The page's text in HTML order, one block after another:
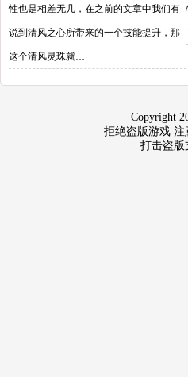
性也是相差无几，在之前的文章中我们有
说到清风之心所带来的一个技能提升，那
这个清风灵珠就…
Copyright
拒绝盗版游戏 注
打击盗版